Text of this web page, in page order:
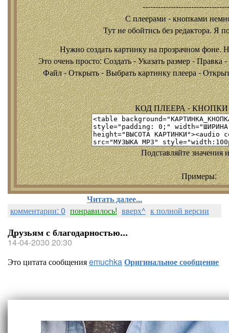
С плеерами - кнопками
Тут не обойтись без редактора. Я
Нужно создать картинку на прозрачном фоне.
Это очень просто: Создать - Указать размер -
Файл - Открыть - Выбрать картинку плеера -
КОД ПЛЕЕРА - КНОПКИ
Подставляйте значения
Примеры:
Читать далее...
комментарии: 0 понравилось! вверх^ к полной версии
Друзьям с благодарностью...
14-04-2030 20:30
Это цитата сообщенияemuchkaОригинальное сообщение